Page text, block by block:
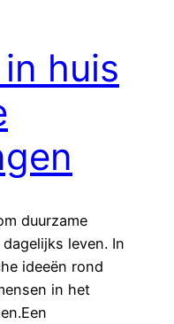
huis
duurzame
leven. In
ideeën rond
in het